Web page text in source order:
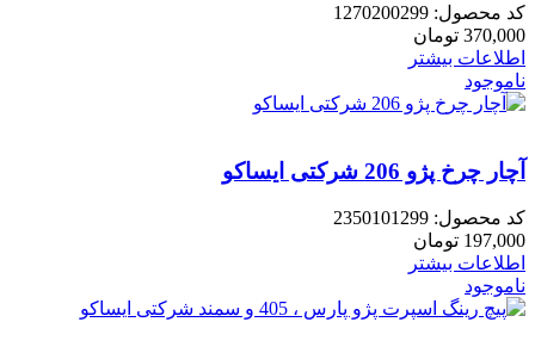
کد محصول: 1270200299
370,000 تومان
اطلاعات بیشتر
ناموجود
آچار چرخ پژو 206 شرکتی ایساکو
کد محصول: 2350101299
197,000 تومان
اطلاعات بیشتر
ناموجود